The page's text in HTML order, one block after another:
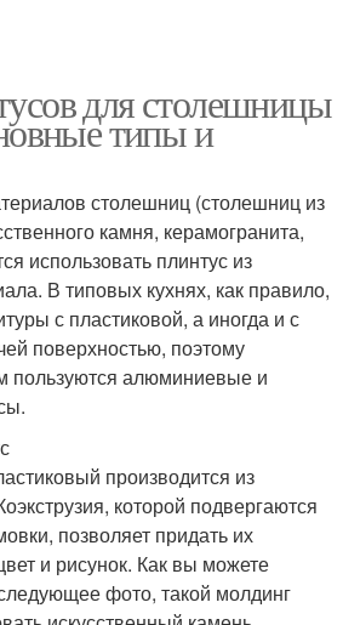
для столешницы
типы и
столешниц (столешниц из
камня, керамогранита,
использовать плинтус из
В типовых кухнях, как правило,
с пластиковой, а иногда и с
поверхностью, поэтому
пользуются алюминиевые и
производится из
которой подвергаются
позволяет придать их
и рисунок. Как вы можете
фото, такой молдинг